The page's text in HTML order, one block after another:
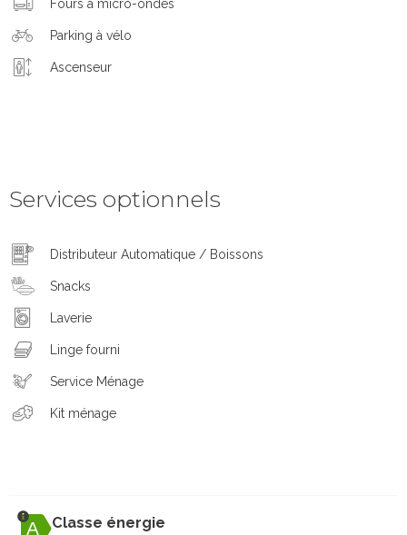
Fours à micro-ondes
Parking à vélo
Ascenseur
Services optionnels
Distributeur Automatique / Boissons
Snacks
Laverie
Linge fourni
Service Ménage
Kit ménage
Classe énergie